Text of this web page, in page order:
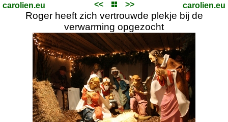
carolien.eu << >> carolien.eu
Roger heeft zich vertrouwde plekje bij de
verwarming opgezocht